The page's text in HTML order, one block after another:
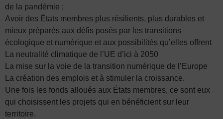
de la pandémie ;
Avoir des États membres plus résilients, plus durables et
mieux préparés aux défis posés par les transitions
écologique et numérique et aux possibilités qu’elles offrent
La neutralité climatique de l’UE d’ici à 2050
La mise sur la voie de la transition numérique de l’Europe
La création des emplois et à stimuler la croissance.
Une fois les fonds alloués aux États membres, ce sont eux
qui choisissent les projets qui en bénéficient sur leur
territoire.